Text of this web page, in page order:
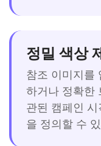
정밀 색상
참조 이미지를
하거나 정확한
관된 캠페인
을 정의할 수